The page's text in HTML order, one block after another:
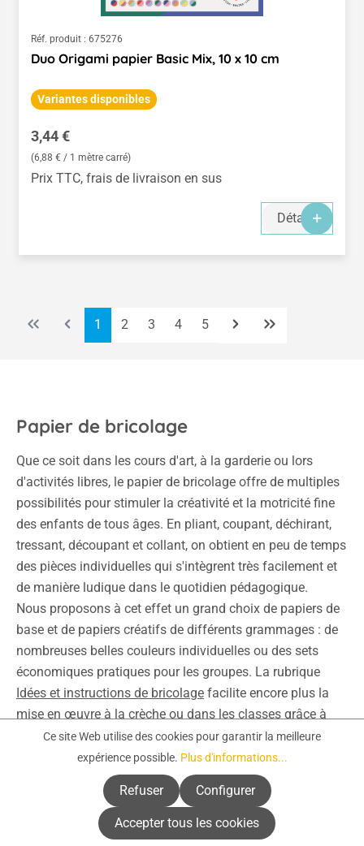
Réf. produit : 675276
Duo Origami papier Basic Mix, 10 x 10 cm
Variantes disponibles
Prix régulier :
3,44 €
(6,88 € / 1 mètre carré)
Prix TTC, frais de livraison en sus
Détails
Page
1 Page
2 Page
3 Page
4 Page
5
Papier de bricolage
Que ce soit dans les cours d'art, à la garderie ou lors
d'activités libres, le papier de bricolage offre de multiples
possibilités pour stimuler la créativité et la motricité fine
des enfants de tous âges. En pliant, coupant, déchirant,
tressant, découpant et collant, on obtient en peu de temps
des pièces individuelles qui s'intègrent très facilement et
de manière ludique dans le quotidien pédagogique.
Nous proposons à cet effet un grand choix de papiers de
base et de papiers créatifs de différents grammages : de
nombreuses belles couleurs individuelles ou des sets
économiques pratiques pour les groupes. La rubrique
Idées et instructions de bricolage facilite encore plus la
mise en œuvre à la crèche ou dans les classes grâce à
des modèles variés et des instructions étape par étape.
Papiers pour le bricolage : Qu'est-
ce qui est important ?
Tous les papiers ne se valent pas. Selon ce que l'on veut
Ce site Web utilise des cookies pour garantir la meilleure
expérience possible. Plus d'informations...
Refuser Configurer
Accepter tous les cookies